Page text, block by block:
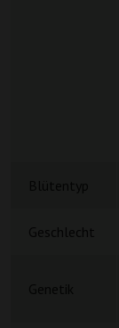
Geschlecht